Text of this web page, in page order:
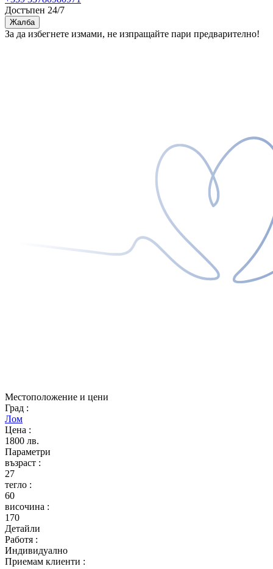
Достъпен 24/7
Жалба
За да избегнете измами, не изпращайте пари предварително!
Местоположение и цени
Град :
Лом
Цена :
1800 лв.
Параметри
възраст :
27
тегло :
60
височина :
170
Детайли
Работя :
Индивидуално
Приемам клиенти :